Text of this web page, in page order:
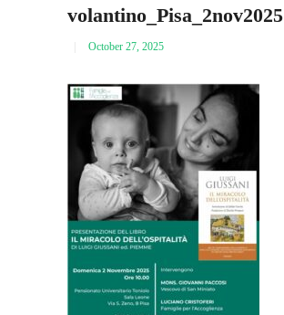
volantino_Pisa_2nov2025
October 27, 2025